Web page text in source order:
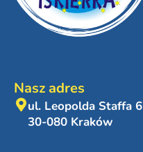
Nasz adres
ul. Leopolda Staffa 6
30-080 Kraków